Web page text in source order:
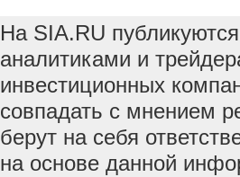
На SIA.RU
аналитиками и
инвестиционных
совпадать с мнением
берут на себя
на основе данной